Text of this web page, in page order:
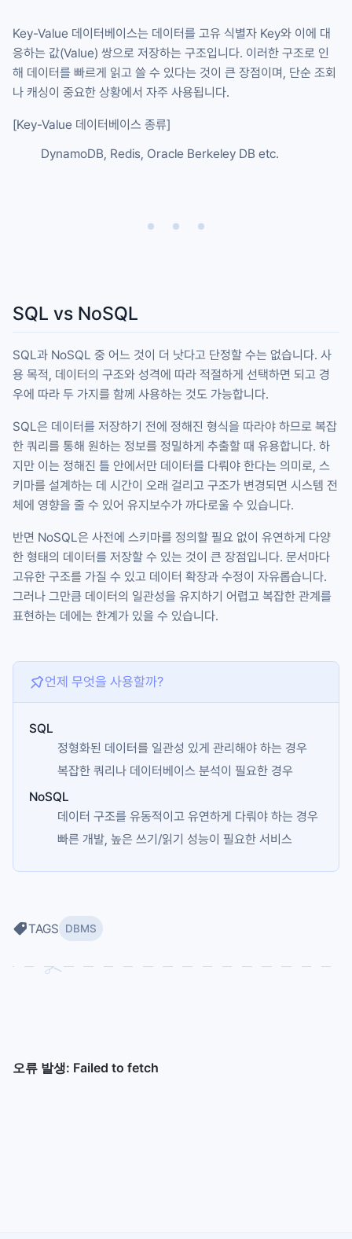
Key-Value 데이터베이스는 데이터를 고유 식별자 Key와 이에 대
응하는 값(Value) 쌍으로 저장하는 구조입니다. 이러한 구조로 인
해 데이터를 빠르게 읽고 쓸 수 있다는 것이 큰 장점이며, 단순 조회
나 캐싱이 중요한 상황에서 자주 사용됩니다.
[Key-Value 데이터베이스 종류]
DynamoDB, Redis, Oracle Berkeley DB etc.
SQL vs NoSQL
SQL과 NoSQL 중 어느 것이 더 낫다고 단정할 수는 없습니다. 사
용 목적, 데이터의 구조와 성격에 따라 적절하게 선택하면 되고 경
우에 따라 두 가지를 함께 사용하는 것도 가능합니다.
SQL은 데이터를 저장하기 전에 정해진 형식을 따라야 하므로 복잡
한 쿼리를 통해 원하는 정보를 정밀하게 추출할 때 유용합니다. 하
지만 이는 정해진 틀 안에서만 데이터를 다뤄야 한다는 의미로, 스
키마를 설계하는 데 시간이 오래 걸리고 구조가 변경되면 시스템 전
체에 영향을 줄 수 있어 유지보수가 까다로울 수 있습니다.
반면 NoSQL은 사전에 스키마를 정의할 필요 없이 유연하게 다양
한 형태의 데이터를 저장할 수 있는 것이 큰 장점입니다. 문서마다
고유한 구조를 가질 수 있고 데이터 확장과 수정이 자유롭습니다.
그러나 그만큼 데이터의 일관성을 유지하기 어렵고 복잡한 관계를
표현하는 데에는 한계가 있을 수 있습니다.
언제 무엇을 사용할까?
SQL
정형화된 데이터를 일관성 있게 관리해야 하는 경우
복잡한 쿼리나 데이터베이스 분석이 필요한 경우
NoSQL
데이터 구조를 유동적이고 유연하게 다뤄야 하는 경우
빠른 개발, 높은 쓰기/읽기 성능이 필요한 서비스
TAGS DBMS